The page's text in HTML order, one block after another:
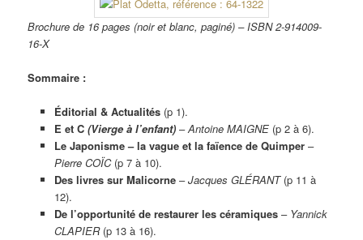
Brochure de 16 pages (noir et blanc, paginé) – ISBN 2-914009-
16-X
Sommaire :
Éditorial & Actualités(p 1).
E et C (Vierge à l’enfant) –Antoine MAIGNE (p 2 à 6).
Le Japonisme – la vague et la faïence de Quimper–
Pierre COÏC(p 7 à 10).
Des livres sur Malicorne–Jacques GLÉRANT(p 11 à
12).
De l’opportunité de restaurer les céramiques– Yannick
CLAPIER(p 13 à 16).